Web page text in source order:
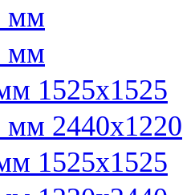
мм
мм
1525х1525
мм 2440х1220
1525х1525